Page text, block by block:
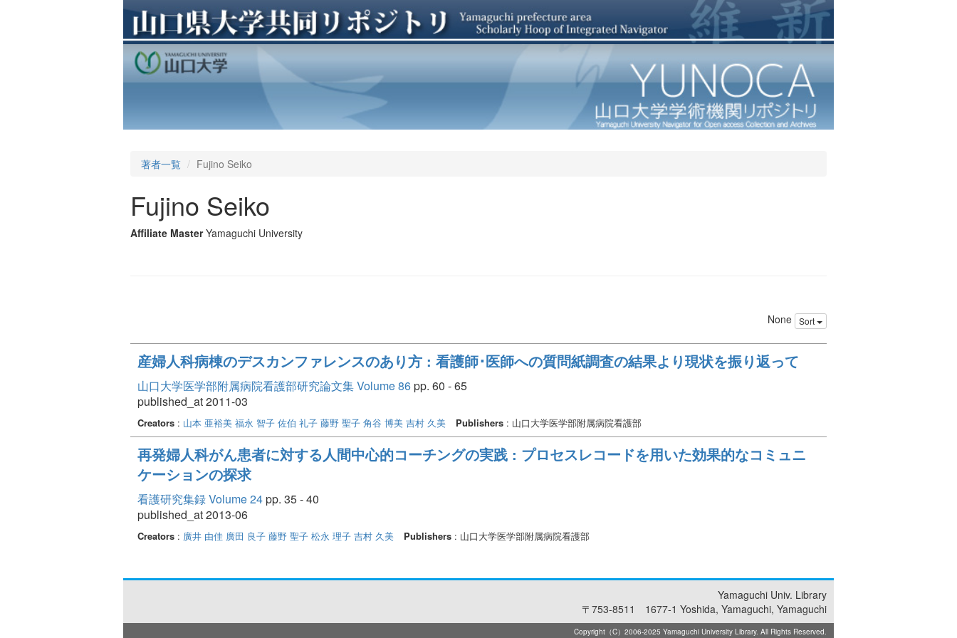
著者一覧 Fujino Seiko
Fujino Seiko
Affiliate Master Yamaguchi University
None Sort
産婦人科病棟のデスカンファレンスのあり方 : 看護師･医師への質問紙調査の結果より現状を振り返って
山口大学医学部附属病院看護部研究論文集 Volume 86pp. 60 - 65
published_at 2011-03
Creators : 山本 亜裕美 福永 智子 佐伯 礼子 藤野 聖子 角谷 博美 吉村 久美 Publishers : 山口大学医学部附属病院看護部
再発婦人科がん患者に対する人間中心的コーチングの実践 : プロセスレコードを用いた効果的なコミュニ
ケーションの探求
看護研究集録 Volume 24pp. 35 - 40
published_at 2013-06
Creators : 廣井 由佳 廣田 良子 藤野 聖子 松永 理子 吉村 久美 Publishers : 山口大学医学部附属病院看護部
Yamaguchi Univ. Library
〒753-8511 1677-1 Yoshida, Yamaguchi, Yamaguchi
Copyright（C）2006-2025 Yamaguchi University Library. All Rights Reserved.